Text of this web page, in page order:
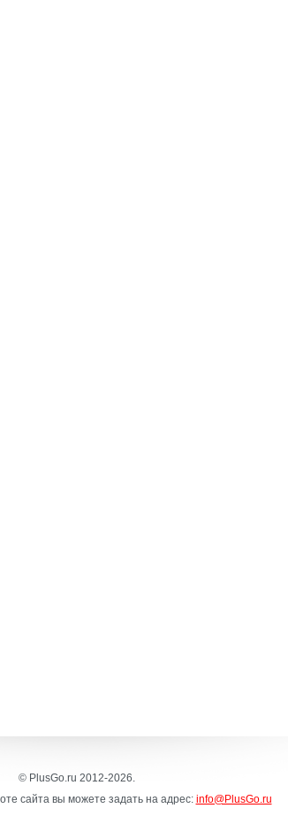
© PlusGo.ru 2012-2026.
сайта вы можете задать на адрес: info@PlusGo.ru